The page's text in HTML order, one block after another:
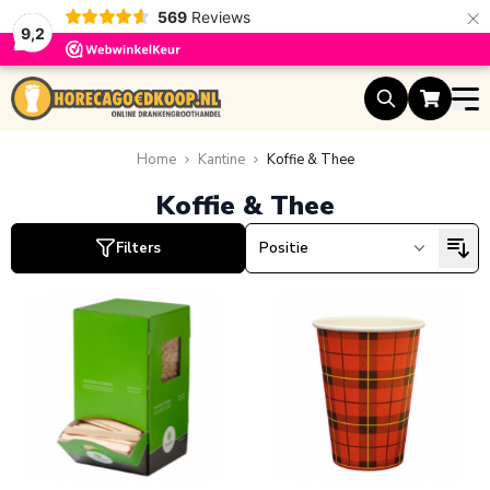
9,2
569 Reviews ×
Ga naar de inhoud
Home Kantine Koffie & Thee
Koffie & Thee
Filters